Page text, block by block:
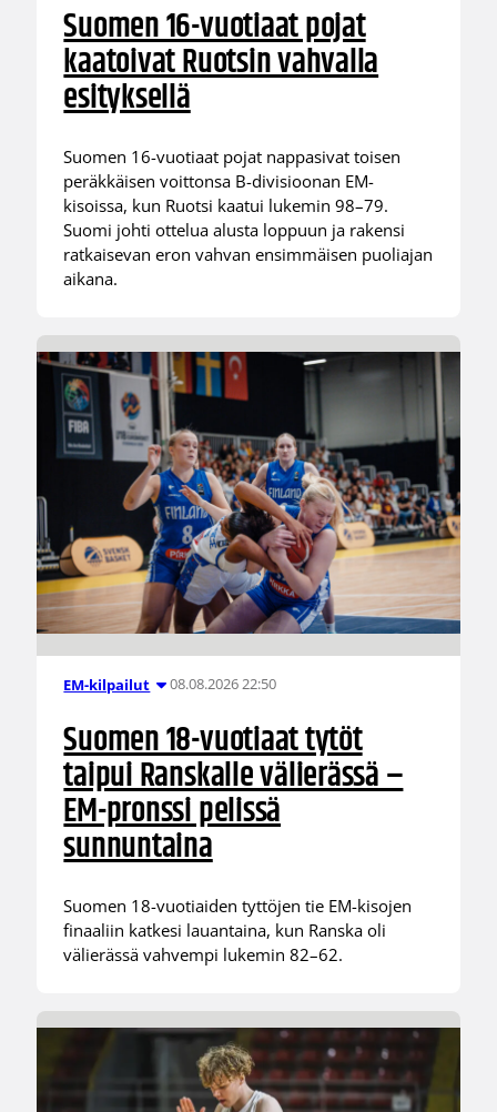
Suomen 16-vuotiaat pojat
kaatoivat Ruotsin vahvalla
esityksellä
Suomen 16-vuotiaat pojat nappasivat toisen
peräkkäisen voittonsa B-divisioonan EM-
kisoissa, kun Ruotsi kaatui lukemin 98–79.
Suomi johti ottelua alusta loppuun ja rakensi
ratkaisevan eron vahvan ensimmäisen puoliajan
aikana.
EM-kilpailut 08.08.2026 22:50
Suomen 18-vuotiaat tytöt
taipui Ranskalle välierässä –
EM-pronssi pelissä
sunnuntaina
Suomen 18-vuotiaiden tyttöjen tie EM-kisojen
finaaliin katkesi lauantaina, kun Ranska oli
välierässä vahvempi lukemin 82–62.